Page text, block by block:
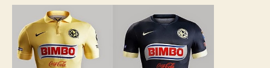
entrada
entrada